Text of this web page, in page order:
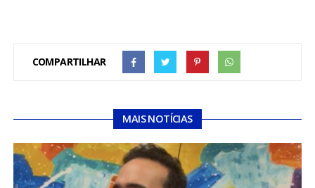
COMPARTILHAR
MAIS NOTÍCIAS